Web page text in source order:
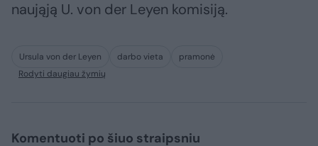
naująją U. von der Leyen komisiją.
Ursula von der Leyen darbo vieta
pramonė
Rodyti daugiau žymių
Komentuoti po šiuo straipsniu